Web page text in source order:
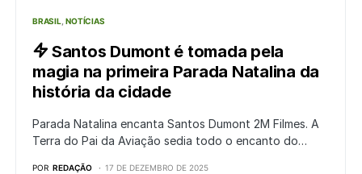
BRASIL NOTÍCIAS
Santos Dumont é tomada pela
magia na primeira Parada Natalina da
história da cidade
Parada Natalina encanta Santos Dumont 2M Filmes. A
Terra do Pai da Aviação sedia todo o encanto do…
POR REDAÇÃO 17 DE DEZEMBRO DE 2025